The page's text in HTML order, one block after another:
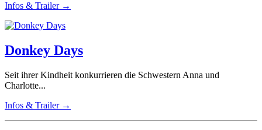
Infos & Trailer →
Donkey Days
Seit ihrer Kindheit konkurrieren die Schwestern Anna und
Charlotte...
Infos & Trailer →